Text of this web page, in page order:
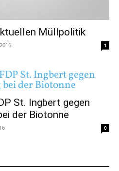
Müllpolitik
1
St. Ingbert gegen
der Biotonne
0